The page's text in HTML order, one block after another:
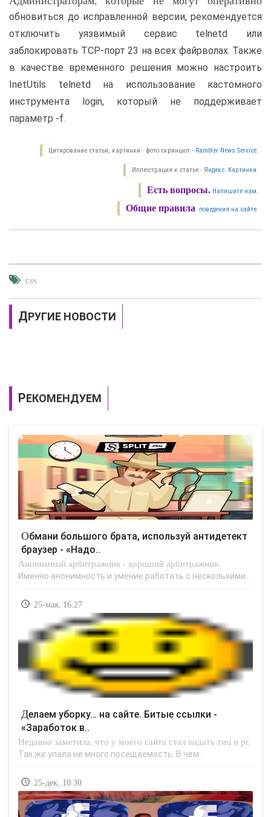
обновиться до исправленной версии, рекомендуется
отключить уязвимый сервис telnetd или
заблокировать TCP-порт 23 на всех файрволах. Также
в качестве временного решения можно настроить
InetUtils telnetd на использование кастомного
инструмента login, который не поддерживает
параметр -f.
Цитирование статьи, картинки - фото скриншот - Rambler News Service.
Иллюстрация к статье - Яндекс. Картинки.
Есть вопросы. Напишите нам.
Общие правила поведения на сайте.
CSS
ДРУГИЕ НОВОСТИ
РЕКОМЕНДУЕМ
Обмани большого брата, используй антидетект
браузер - «Надо..
Анонимный арбитражник - хороший арбитражник.
Именно анонимность и умение работать с несколькими..
25-мая, 16:27
Делаем уборку… на сайте. Битые ссылки -
«Заработок в..
Недавно заметила, что у моего сайта стал падать тиц и pr.
Так же упала не много посещаемость. В чем..
25-дек, 10:30